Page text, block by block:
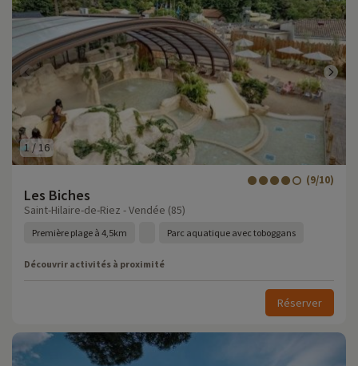
1 /16
Les Biches
(9/10)
Saint-Hilaire-de-Riez - Vendée (85)
Première plage à 4,5km Parc aquatique avec toboggans
Découvrir activités à proximité
Réserver